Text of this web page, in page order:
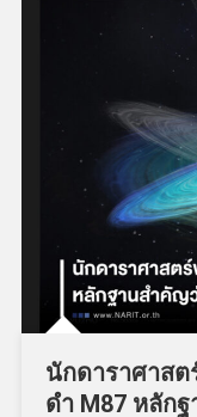
นักดาราศาสต
ดำ M87 หลัก